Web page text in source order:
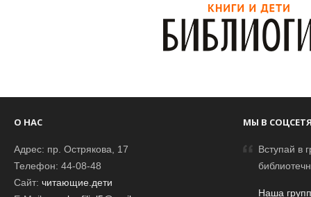
О НАС
Адрес: пр. Острякова, 17
Телефон: 44-08-48
Сайт: читающие.дети
МЫ В
Вступай в
Наша